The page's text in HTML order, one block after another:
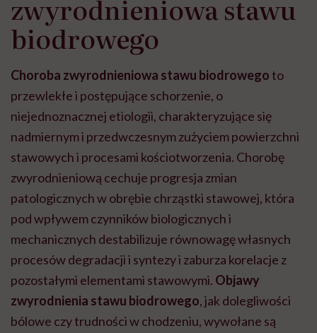
zwyrodnieniowa stawu
biodrowego
Choroba zwyrodnieniowa stawu biodrowegoto
przewlekłe i postępujące schorzenie, o
niejednoznacznej etiologii, charakteryzujące się
nadmiernym i przedwczesnym zużyciem powierzchni
stawowych i procesami kościotworzenia. Chorobę
zwyrodnieniową cechuje progresja zmian
patologicznych w obrębie chrząstki stawowej, która
pod wpływem czynników biologicznych i
mechanicznych destabilizuje równowagę własnych
procesów degradacji i syntezy i zaburza korelacje z
pozostałymi elementami stawowymi. Objawy
zwyrodnienia stawu biodrowego, jak dolegliwości
bólowe czy trudności w chodzeniu, wywołane są